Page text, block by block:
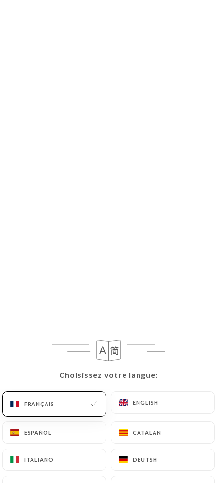
Choisissez votre langue:
FRANÇAIS ENGLISH
ESPAÑOL CATALAN
ITALIANO DEUTSH
Choisissez votre langue:
FRANÇAIS ENGLISH
ESPAÑOL CATALAN
ITALIANO DEUTSH